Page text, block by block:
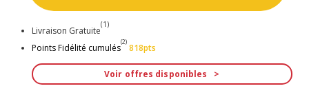
Livraison Gratuite
(1)
Points Fidélité cumulés
(2)
818pts
Voir offres disponibles